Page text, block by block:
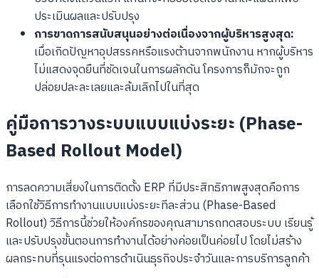
ประเมินผลและปรับปรุง
การขาดการสนับสนุนอย่างต่อเนื่องจากผู้บริหารสูงสุด:
เมื่อเกิดปัญหาอุปสรรคหรือแรงต้านจากพนักงาน หากผู้บริหาร
ไม่แสดงจุดยืนที่ชัดเจนในการผลักดัน โครงการก็มักจะถูก
ปล่อยปละละเลยและล้มเลิกไปในที่สุด
คู่มือการวางระบบแบบแบ่งระยะ (Phase-
Based Rollout Model)
การลดความเสี่ยงในการติดตั้ง ERP ที่มีประสิทธิภาพสูงสุดคือการ
เลือกใช้วิธีการทำงานแบบแบ่งระยะทีละส่วน (Phase-Based
Rollout) วิธีการนี้ช่วยให้องค์กรของคุณสามารถทดสอบระบบ เรียนรู้
และปรับปรุงขั้นตอนการทำงานได้อย่างค่อยเป็นค่อยไป โดยไม่สร้าง
ผลกระทบที่รุนแรงต่อการดำเนินธุรกิจประจำวันและการบริการลูกค้า